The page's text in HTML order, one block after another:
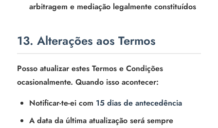
arbitragem e mediação legalmente constituídos
13. Alterações aos Termos
Posso atualizar estes Termos e Condições
ocasionalmente. Quando isso acontecer:
Notificar-te-ei com 15 dias de antecedência
A data da última atualização será sempre